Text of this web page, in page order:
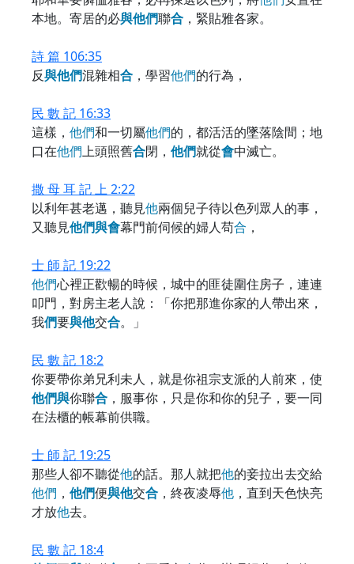
本地。寄居的必與他們聯合 ，緊貼雅各家。
詩 篇 106:35
反與他們混雜相合 ，學習他們的行為，
民 數 記 16:33
這樣， 他們和一切屬他們的，都活活的墜落陰間；地
口在他們上頭照舊合閉， 他們就從會中滅亡。
撒 母 耳 記 上 2:22
以利年甚老邁，聽見他兩個兒子待以色列眾人的事，
又聽見他們與會幕門前伺候的婦人苟合 ，
士 師 記 19:22
他們心裡正歡暢的時候，城中的匪徒圍住房子，連連
叩門，對房主老人說：「你把那進你家的人帶出來，
我們要與他交合。」
民 數 記 18:2
你要帶你弟兄利未人，就是你祖宗支派的人前來，使
他們與你聯合 ，服事你，只是你和你的兒子，要一同
在法櫃的帳幕前供職。
士 師 記 19:25
那些人卻不聽從他的話。那人就把他的妾拉出去交給
他們 ， 他們便與他交合 ，終夜凌辱他 ，直到天色快亮
才放他去。
民 數 記 18:4